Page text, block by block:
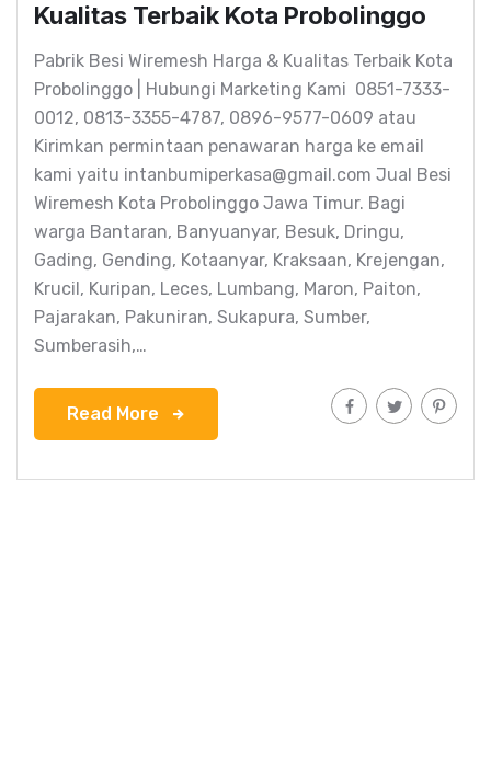
Kualitas Terbaik Kota Probolinggo
Pabrik Besi Wiremesh Harga & Kualitas Terbaik Kota
Probolinggo | Hubungi Marketing Kami 0851-7333-
0012, 0813-3355-4787, 0896-9577-0609 atau
Kirimkan permintaan penawaran harga ke email
kami yaitu intanbumiperkasa@gmail.com Jual Besi
Wiremesh Kota Probolinggo Jawa Timur. Bagi
warga Bantaran, Banyuanyar, Besuk, Dringu,
Gading, Gending, Kotaanyar, Kraksaan, Krejengan,
Krucil, Kuripan, Leces, Lumbang, Maron, Paiton,
Pajarakan, Pakuniran, Sukapura, Sumber,
Sumberasih,…
Read More